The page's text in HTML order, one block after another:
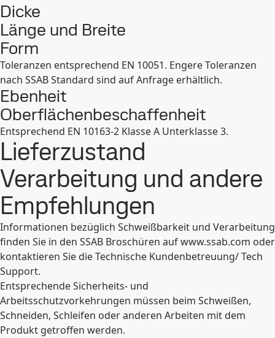
Dicke
Länge und Breite
Form
Toleranzen entsprechend EN 10051. Engere Toleranzen
nach SSAB Standard sind auf Anfrage erhältlich.
Ebenheit
Oberflächenbeschaffenheit
Entsprechend EN 10163-2 Klasse A Unterklasse 3.
Lieferzustand
Verarbeitung und andere
Empfehlungen
Informationen bezüglich Schweißbarkeit und Verarbeitung
finden Sie in den SSAB Broschüren auf www.ssab.com oder
kontaktieren Sie die Technische Kundenbetreuung/ Tech
Support.
Entsprechende Sicherheits- und
Arbeitsschutzvorkehrungen müssen beim Schweißen,
Schneiden, Schleifen oder anderen Arbeiten mit dem
Produkt getroffen werden.